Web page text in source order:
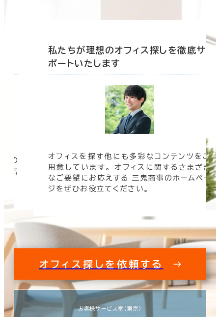
の
豊富
私たちが理想のオフィス探しを徹底サ
ポートいたします
オフィスを探す他にも多彩なコンテンツをご
用意しています。 オフィスに関するさまざま
なご要望にお応えする 三鬼商事のホームペー
ジをぜひお役立てください。
オフィス探しを依頼する
お客様サービス室（東京）